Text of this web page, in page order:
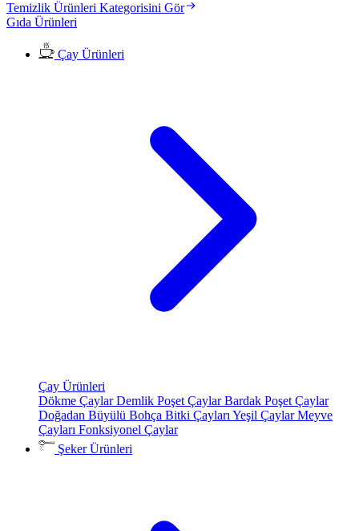
Temizlik Ürünleri Kategorisini Gör
Gıda Ürünleri
Çay Ürünleri
Çay Ürünleri
Dökme ÇaylarDemlik Poşet ÇaylarBardak Poşet Çaylar
Doğadan Büyülü Bohça Bitki Çayları Yeşil ÇaylarMeyve
Çayları Fonksiyonel Çaylar
Şeker Ürünleri